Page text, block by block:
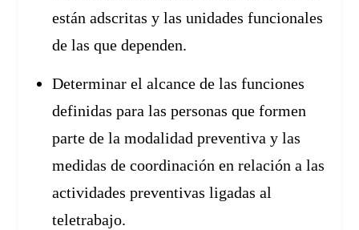
están adscritas y las unidades funcionales
de las que dependen.
Determinar el alcance de las funciones
definidas para las personas que formen
parte de la modalidad preventiva y las
medidas de coordinación en relación a las
actividades preventivas ligadas al
teletrabajo.